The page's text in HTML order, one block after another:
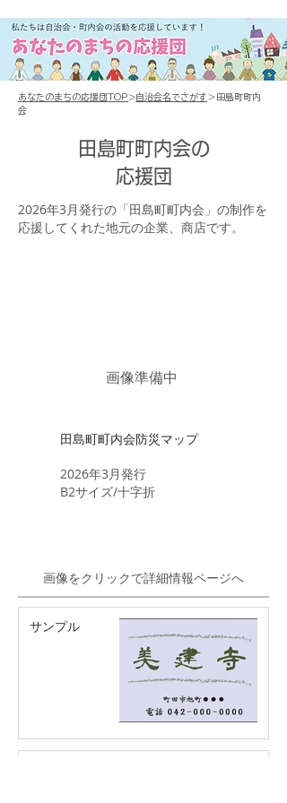
あなたのまちの応援団TOP >自治会名でさがす ＞田島町町内
会
田島町町内会の
応援団
2026年3月発行の「田島町町内会」の制作を
応援してくれた地元の企業、商店です。
画像準備中
田島町町内会防災マップ
​2026年3月発行
B2サイズ/十字折
画像をクリックで詳細情報ページへ
サンプル